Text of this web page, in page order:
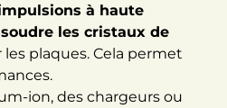
à haute
les cristaux de
plaques. Cela permet
ion, des chargeurs ou